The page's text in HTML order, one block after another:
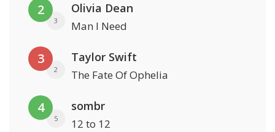
2
3
Olivia Dean
Man I Need
3
2
Taylor Swift
The Fate Of Ophelia
4
5
sombr
12 to 12